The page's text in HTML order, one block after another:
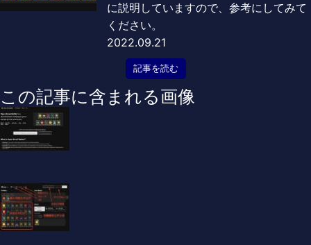
に説明していますので、参考にしてみて
ください。
2022.09.21
記事を読む
この記事に含まれる画像